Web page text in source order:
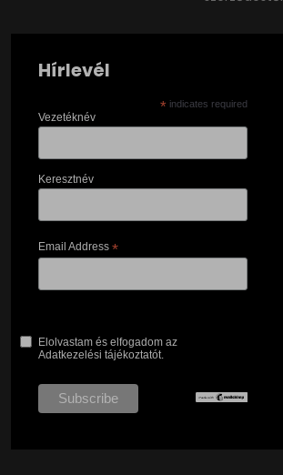
Hírlevél
* indicates required
Vezetéknév
Keresztnév
Email Address *
Elolvastam és elfogadom az
Adatkezelési tájékoztatót.